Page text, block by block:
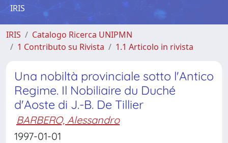
IRIS
IRIS
Catalogo Ricerca UNIPMN
1 Contributo su Rivista
1.1 Articolo in rivista
Una nobiltà provinciale sotto l'Antico
Regime. Il Nobiliaire du Duché
d'Aoste di J.-B. De Tillier
BARBERO, Alessandro
1997-01-01